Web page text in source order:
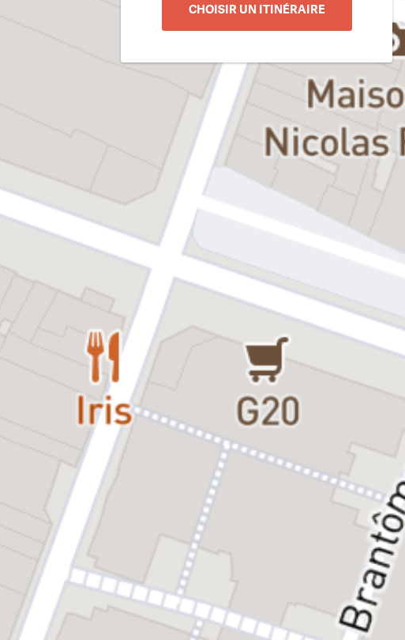
CHOISIR UN ITINÉRAIRE